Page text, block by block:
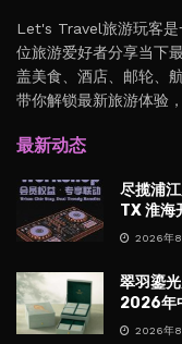
Let's Travel旅游玩客是
位旅游爱好者分享当下
盖美食、酒店、邮轮、
带你解锁最新旅游体验
最新动态
尽揽浦
TX 淮海
2026年8
翠羽鎏
2026年
2026年8